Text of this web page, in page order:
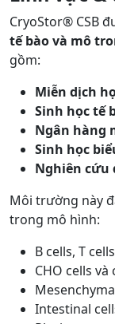
CryoStor® CSB
tế bào và mô
gồm:
Miễn dịch
Sinh học tế
Ngân hàng
Sinh học
Nghiên cứu
Môi trường này
trong mô hình:
B cells, T
CHO cells
Intestinal